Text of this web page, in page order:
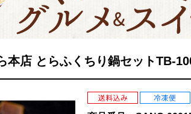
本店 とらふくちり鍋セットTB-